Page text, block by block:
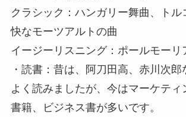
クラシック：ハンガリー舞曲、トル
快なモーツアルトの曲
イージーリスニング：ポールモーリ
・読書：昔は、阿刀田高、赤川次郎
よく読みましたが、今はマーケティ
書籍、ビジネス書が多いです。